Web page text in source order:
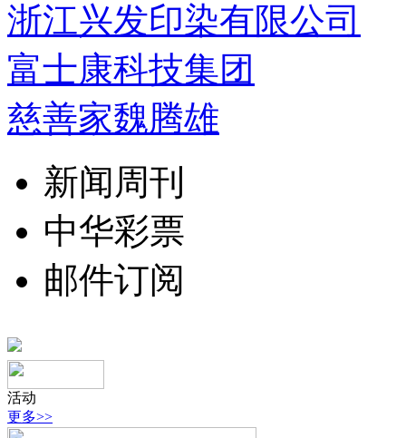
浙江兴发印染有限公司
富士康科技集团
慈善家魏腾雄
新闻周刊
中华彩票
邮件订阅
活动
更多>>